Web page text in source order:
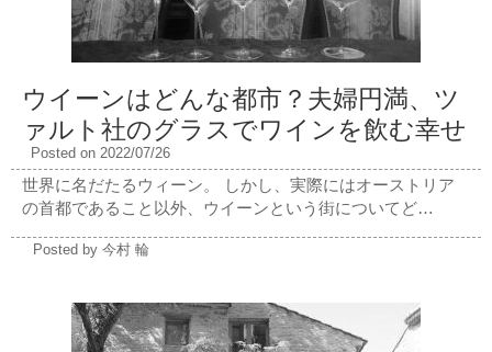
ウイーンはどんな都市？夫婦円満、ツ
ァルト社のグラスでワインを飲む幸せ
Posted on 2022/07/26
世界に名だたるウィーン。 しかし、実際にはオーストリア
の首都であること以外、ウイーンという街についてど…
Posted by 今村 輪